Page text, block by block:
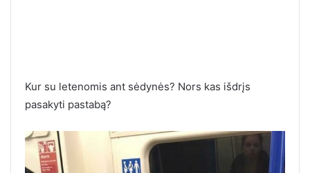
Kur su letenomis ant sėdynės? Nors kas išdrįs
pasakyti pastabą?